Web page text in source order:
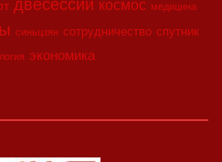
двесессии космос медицина
синьцзян сотрудничество спутник
экономика